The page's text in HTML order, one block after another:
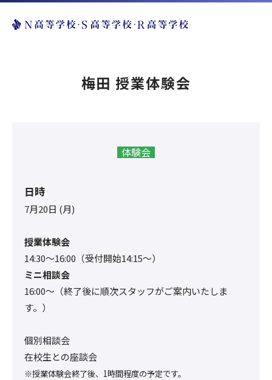
梅田 授業体験会
体験会
日時
7月20日 (月)
授業体験会
14:30〜16:00（受付開始14:15～）
ミニ相談会
16:00〜（終了後に順次スタッフがご案内いたしま
す。）
個別相談会
在校生との座談会
※授業体験会終了後、1時間程度の予定です。